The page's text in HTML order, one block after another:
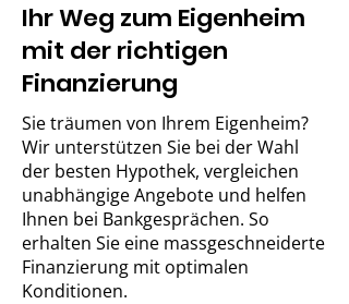
Ihr Weg zum Eigenheim
mit der richtigen
Finanzierung
Sie träumen von Ihrem Eigenheim?
Wir unterstützen Sie bei der Wahl
der besten Hypothek, vergleichen
unabhängige Angebote und helfen
Ihnen bei Bankgesprächen. So
erhalten Sie eine massgeschneiderte
Finanzierung mit optimalen
Konditionen.